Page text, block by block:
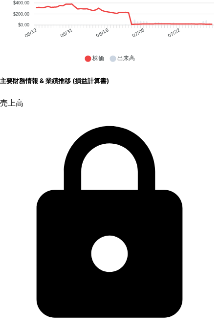
$400.00
$200.00
$0.00
05/12 05/31 06/16 07/06 07/22
株価 出来高
主要財務情報 & 業績推移 (損益計算書)
売上高